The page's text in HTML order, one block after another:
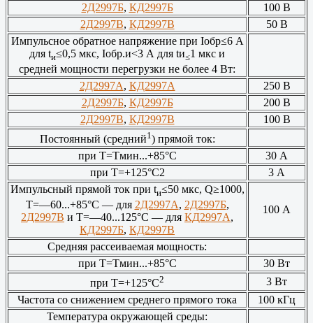
2Д2997Б, КД2997Б
100 В
2Д2997В, КД2997В
50 В
Импульсное обратное напряжение при Iобр≤6 А
для tи≤0,5 мкс, Iобр.и<3 А для tи≤1 мкс и
средней мощности перегрузки не более 4 Вт:
2Д2997А, КД2997А
250 В
2Д2997Б, КД2997Б
200 В
2Д2997В, КД2997В
100 В
Постоянный (средний1 ) прямой ток:
при Т=Тмин...+85°С
30 А
при Т=+125°С2
3 А
Импульсный прямой ток при tи≤50 мкс, Q≥1000,
T=—60...+85°С — для 2Д2997А, 2Д2997Б,
2Д2997В и T=—40...125°С — для КД2997А,
КД2997Б, КД2997В
100 А
Средняя рассеиваемая мощность:
при Т=Тмин...+85°С
30 Вт
при Т=+125°С2
3 Вт
Частота со снижением среднего прямого тока
100 кГц
Температура окружающей среды: